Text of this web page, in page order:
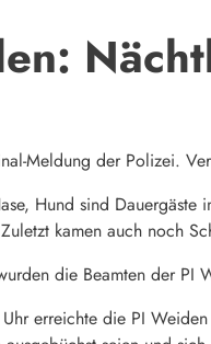
Meldung der Polizei.
Hund sind
kamen auch noch
die Beamten der PI
erreichte die PI